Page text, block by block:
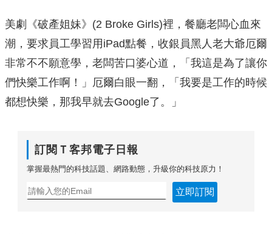
美劇《破產姐妹》 (2 Broke Girls)裡，餐廳老闆心血來
潮，要求員工學習用iPad點餐，收銀員黑人老大爺厄爾
非常不不願意學，老闆苦口婆心道，「我這是為了讓你
們快樂工作啊！」厄爾白眼一翻，「我要是工作的時候
都想快樂，那我早就去Google了。」
訂閱Ｔ客邦電子日報
掌握最熱門的科技話題、網路動態，升級你的科技原力！
立即訂閱